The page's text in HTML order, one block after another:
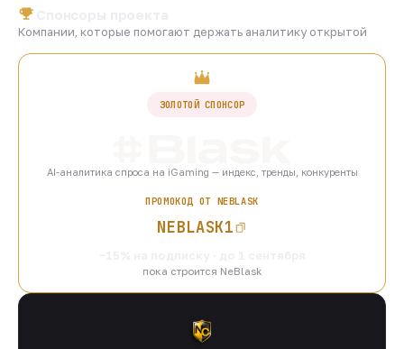
Компании, которые помогают держать аналитику открытой
ЗОЛОТОЙ СПОНСОР
AI-аналитика спроса на iGaming — индекс, тренды, конкуренты
ПРОМОКОД ОТ NEBLASK
NEBLASK1
пока строится NeBlask